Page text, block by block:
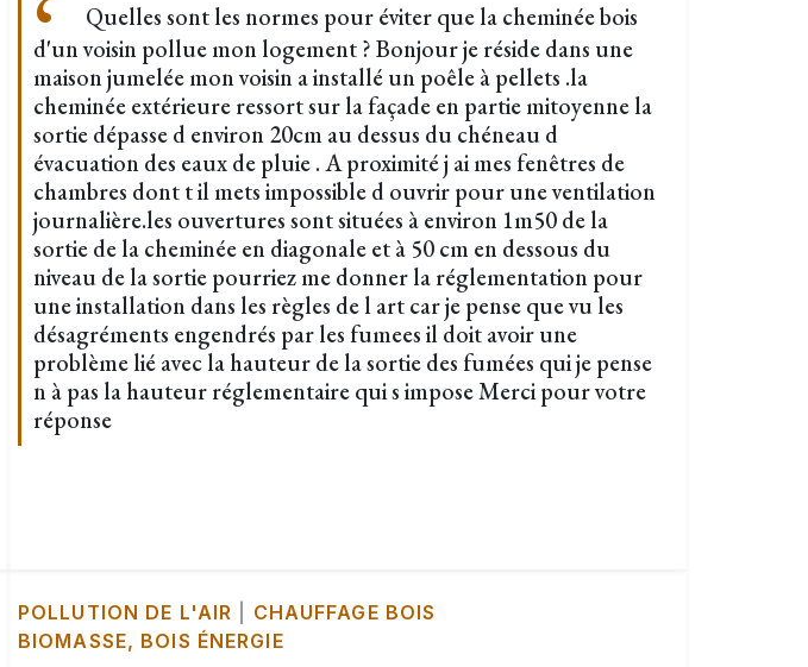
Quelles sont les normes pour éviter que la cheminée bois
d'un voisin pollue mon logement ? Bonjour je réside dans une
maison jumelée mon voisin a installé un poêle à pellets .la
cheminée extérieure ressort sur la façade en partie mitoyenne la
sortie dépasse d environ 20cm au dessus du chéneau d
évacuation des eaux de pluie . A proximité j ai mes fenêtres de
chambres dont t il mets impossible d ouvrir pour une ventilation
journalière.les ouvertures sont situées à environ 1m50 de la
sortie de la cheminée en diagonale et à 50 cm en dessous du
niveau de la sortie pourriez me donner la réglementation pour
une installation dans les règles de l art car je pense que vu les
désagréments engendrés par les fumees il doit avoir une
problème lié avec la hauteur de la sortie des fumées qui je pense
n à pas la hauteur réglementaire qui s impose Merci pour votre
réponse
POLLUTION DE L'AIR
CHAUFFAGE BOIS
BIOMASSE, BOIS ÉNERGIE